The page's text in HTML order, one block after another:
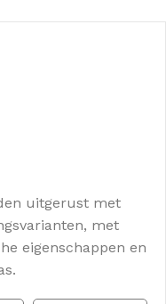
uitgerust met
met
eigenschappen en